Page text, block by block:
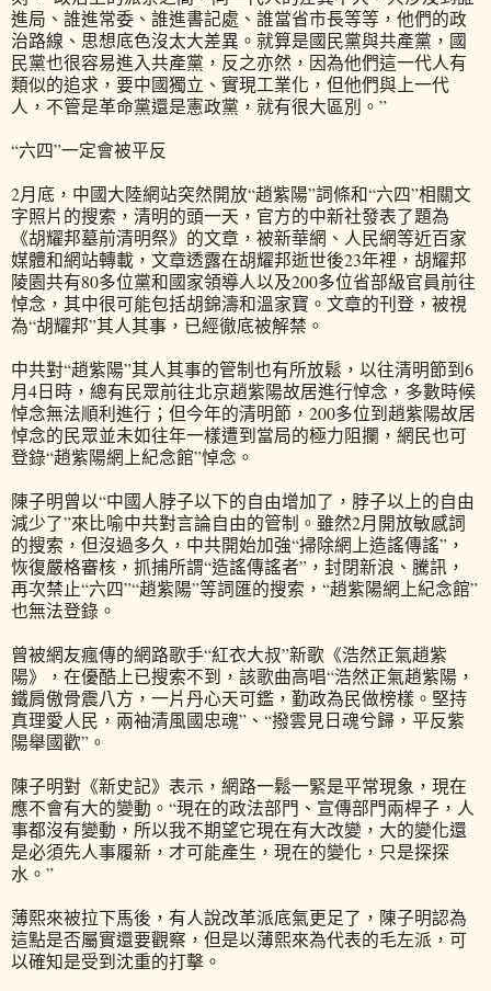
進局、誰進常委、誰進書記處、誰當省市長等等，他們的政
治路線、思想底色沒太大差異。就算是國民黨與共產黨，國
民黨也很容易進入共產黨，反之亦然，因為他們這一代人有
類似的追求，要中國獨立、實現工業化，但他們與上一代
人，不管是革命黨還是憲政黨，就有很大區別。”
“六四”一定會被平反
2月底，中國大陸網站突然開放“趙紫陽”詞條和“六四”相關文
字照片的搜索，清明的頭一天，官方的中新社發表了題為
《胡耀邦墓前清明祭》的文章，被新華網、人民網等近百家
媒體和網站轉載，文章透露在胡耀邦逝世後23年裡，胡耀邦
陵園共有80多位黨和國家領導人以及200多位省部級官員前往
悼念，其中很可能包括胡錦濤和溫家寶。文章的刊登，被視
為“胡耀邦”其人其事，已經徹底被解禁。
中共對“趙紫陽”其人其事的管制也有所放鬆，以往清明節到6
月4日時，總有民眾前往北京趙紫陽故居進行悼念，多數時候
悼念無法順利進行；但今年的清明節，200多位到趙紫陽故居
悼念的民眾並未如往年一樣遭到當局的極力阻攔，網民也可
登錄“趙紫陽網上紀念館”悼念。
陳子明曾以“中國人脖子以下的自由增加了，脖子以上的自由
減少了”來比喻中共對言論自由的管制。雖然2月開放敏感詞
的搜索，但沒過多久，中共開始加強“掃除網上造謠傳謠”，
恢復嚴格審核，抓捕所謂“造謠傳謠者”，封閉新浪、騰訊，
再次禁止“六四”“趙紫陽”等詞匯的搜索，“趙紫陽網上紀念館”
也無法登錄。
曾被網友瘋傳的網路歌手“紅衣大叔”新歌《浩然正氣趙紫
陽》，在優酷上已搜索不到，該歌曲高唱“浩然正氣趙紫陽，
鐵肩傲骨震八方，一片丹心天可鑑，勤政為民做榜樣。堅持
真理愛人民，兩袖清風國忠魂”、“撥雲見日魂兮歸，平反紫
陽舉國歡”。
陳子明對《新史記》表示，網路一鬆一緊是平常現象，現在
應不會有大的變動。“現在的政法部門、宣傳部門兩桿子，人
事都沒有變動，所以我不期望它現在有大改變，大的變化還
是必須先人事履新，才可能產生，現在的變化，只是探探
水。”
薄熙來被拉下馬後，有人說改革派底氣更足了，陳子明認為
這點是否屬實還要觀察，但是以薄熙來為代表的毛左派，可
以確知是受到沈重的打擊。